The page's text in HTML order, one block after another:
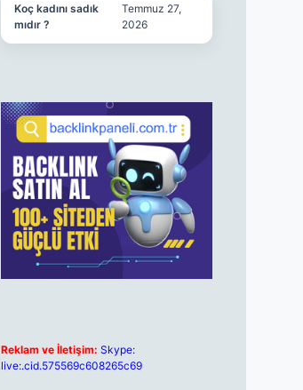
Koç kadını sadık
mıdır ?
Temmuz 27,
2026
Reklam ve İletişim: Skype:
live:.cid.575569c608265c69